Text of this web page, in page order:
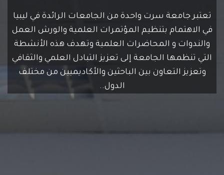
تعتبر جامعة سرت واحدة من الجامعات الرائدة في ليبيا
في الاهتمام بتنظيم المؤتمرات العلمية والورش العمل
والندوات و المحاضرات العلمية وتهدف هذه الأنشطة
التي تنظمها الجامعة إلى تعزيز التبادل العلمي والثقافي
وتعزيز التعاون بين الباحثين والأكاديميين من مختلف
الدول..